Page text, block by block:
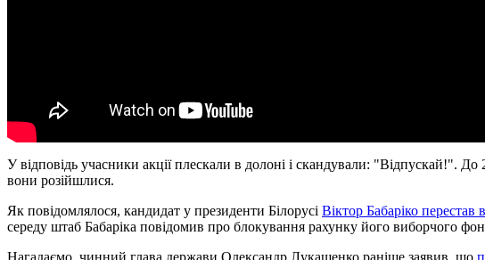
У відповідь учасники акції плескали в долоні і скандували: "Відпускай!".
вони розійшлися.
Як повідомлялося, кандидат у президенти Білорусі Віктор Бабаріко перестав
середу штаб Бабаріка повідомив про блокування рахунку його виборчого
Нагадаємо, чинний глава держави Олександр Лукашенко раніше заявив, що